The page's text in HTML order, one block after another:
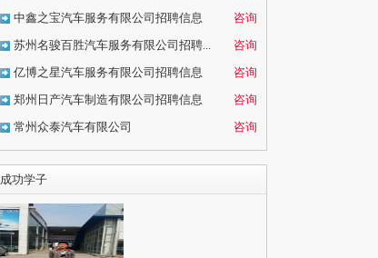
中鑫之宝汽车服务有限公司招聘信息
咨询
苏州名骏百胜汽车服务有限公司招聘...
咨询
亿博之星汽车服务有限公司招聘信息
咨询
郑州日产汽车制造有限公司招聘信息
咨询
常州众泰汽车有限公司
咨询
成功学子